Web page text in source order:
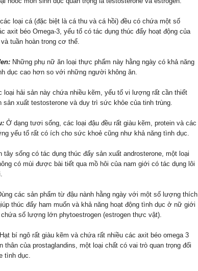
loại cá (đặc biệt là cá thu và cá hồi) đều có chứa một số
axit béo Omega-3, yếu tố có tác dụng thúc đẩy hoạt động của
tuần hoàn trong cơ thể.
Những phụ nữ ăn loại thực phẩm này hằng ngày có khả năng
dục cao hơn so với những người không ăn.
loại hải sản này chứa nhiều kẽm, yếu tố vi lượng rất cần thiết
sản xuất testosterone và duy trì sức khỏe của tinh trùng.
Ở dạng tươi sống, các loại đậu đều rất giàu kẽm, protein và các
yếu tố rất có ích cho sức khoẻ cũng như khả năng tình dục.
tây sống có tác dụng thúc đẩy sản xuất androsterone, một loại
có mùi được bài tiết qua mồ hôi của nam giới có tác dụng lôi
các sản phẩm từ đậu nành hằng ngày với một số lượng thích
thúc đẩy ham muốn và khả năng hoạt động tình dục ở nữ giới
số lượng lớn phytoestrogen (estrogen thực vật).
Hạt bí ngô rất giàu kẽm và chứa rất nhiều các axit béo omega 3
thân của prostaglandins, một loại chất có vai trò quan trọng đối
tình dục.